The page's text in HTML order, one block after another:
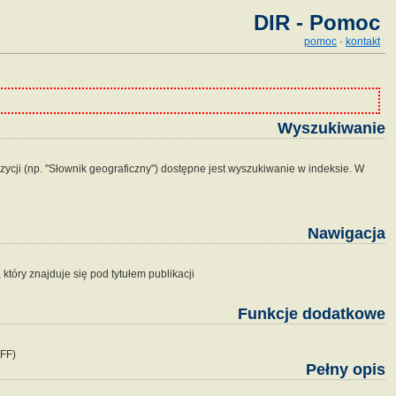
DIR - Pomoc
pomoc · kontakt
Wyszukiwanie
(np. "Słownik geograficzny") dostępne jest wyszukiwanie w indeksie. W
Nawigacja
znajduje się pod tytułem publikacji
Funkcje dodatkowe
Pełny opis